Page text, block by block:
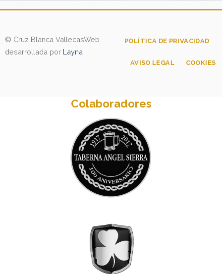
© Cruz Blanca VallecasWeb
desarrollada por Layna
POLÍTICA DE PRIVACIDAD
AVISO LEGAL COOKIES
Colaboradores